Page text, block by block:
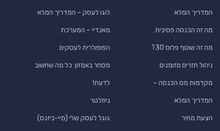
המדריך המלא
מה זה הכנסה פסיבית
מה זה שוטף פלוס 30?
ניהול תזרים מזומנים
מקדמות מס הכנסה –
המדריך המלא
הצעת מחיר
לוגו לעסק – המדריך המלא
מאנדיי – המערכת
הפופולרית לעסקים
מסחר באמזון: כל מה שחשוב
לדעת!
ניוזלטר
גוגל לעסק שלי (מיי-ביזנס)